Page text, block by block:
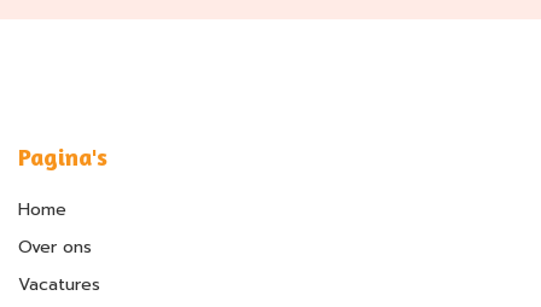
Pagina's
Home
Over ons
Vacatures